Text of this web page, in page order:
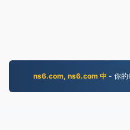
ns6.com, ns6.com 中 - 你的